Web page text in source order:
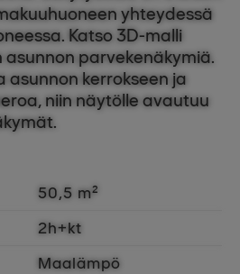
yhteydessä
Katso 3D-malli
parvekenäkymiä.
asunnon kerrokseen ja
niin näytölle avautuu
50,5 m²
2h+kt
Maalämpö